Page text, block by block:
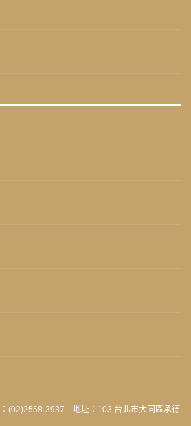
(02)2558-3937 地址：103 台北市大同區承德